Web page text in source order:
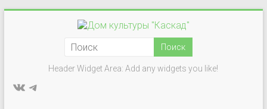
культуры
"Каскад"
Header Widget Area: Add any widgets you like!
ВКонтакте
Telegram